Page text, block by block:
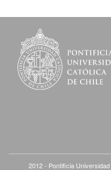
2012 - Pontificia Universidad